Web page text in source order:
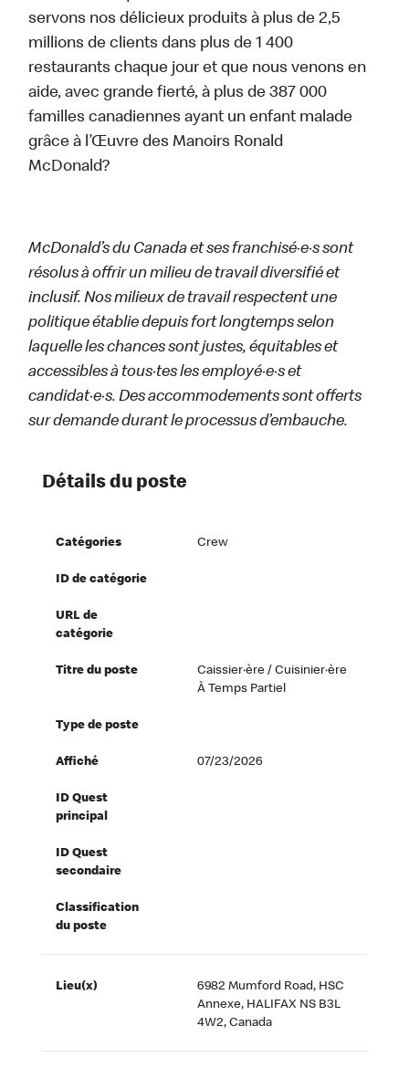
servons nos délicieux produits à plus de 2,5
millions de clients dans plus de 1 400
restaurants chaque jour et que nous venons en
aide, avec grande fierté, à plus de 387 000
familles canadiennes ayant un enfant malade
grâce à l’Œuvre des Manoirs Ronald
McDonald?
McDonald’s du Canada et ses franchisé·e·s sont
résolus à offrir un milieu de travail diversifié et
inclusif. Nos milieux de travail respectent une
politique établie depuis fort longtemps selon
laquelle les chances sont justes, équitables et
accessibles à tous·tes les employé·e·s et
candidat·e·s. Des accommodements sont offerts
sur demande durant le processus d’embauche.
Détails du poste
Catégories Crew
ID de catégorie
URL de
catégorie
Titre du poste
Caissier·ère / Cuisinier·ère
À Temps Partiel
Type de poste
Affiché 07/23/2026
ID Quest
principal
ID Quest
secondaire
Classification
du poste
Lieu(x)
6982 Mumford Road, HSC
Annexe, HALIFAX NS B3L
4W2, Canada